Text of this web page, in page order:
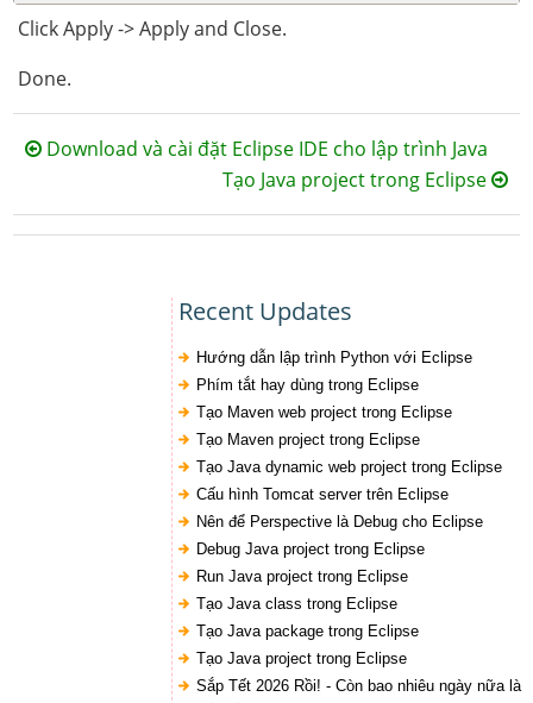
Click Apply -> Apply and Close.
Done.
Download và cài đặt Eclipse IDE cho lập trình Java
Tạo Java project trong Eclipse
Recent Updates
Hướng dẫn lập trình Python với Eclipse
Phím tắt hay dùng trong Eclipse
Tạo Maven web project trong Eclipse
Tạo Maven project trong Eclipse
Tạo Java dynamic web project trong Eclipse
Cấu hình Tomcat server trên Eclipse
Nên để Perspective là Debug cho Eclipse
Debug Java project trong Eclipse
Run Java project trong Eclipse
Tạo Java class trong Eclipse
Tạo Java package trong Eclipse
Tạo Java project trong Eclipse
Sắp Tết 2026 Rồi! - Còn bao nhiêu ngày nữa là